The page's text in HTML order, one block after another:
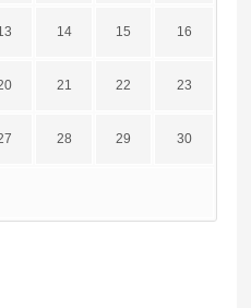
14 15 16
21 22 23
28 29 30